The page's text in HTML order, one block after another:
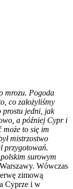
mrozu. Pogoda
co założyliśmy
prostu jedni, jak
a później Cypr i
może to się im
mistrzostwo
przygotowań.
surowym
Wówczas
zimową
Cyprze i w